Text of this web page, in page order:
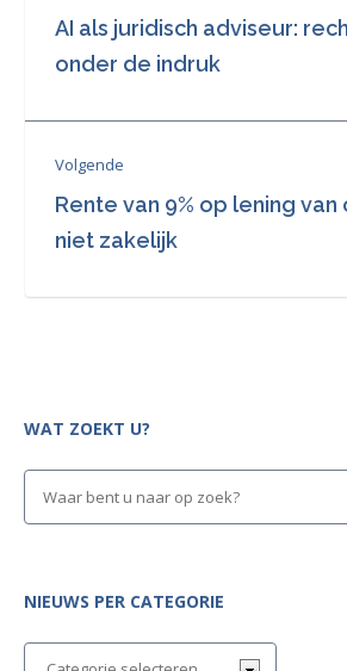
AI als juridisch adviseur:
onder de indruk
Volgende
Rente van 9% op lening van
niet zakelijk
WAT ZOEKT U?
NIEUWS PER CATEGORIE